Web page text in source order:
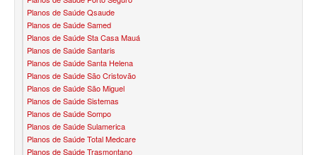
ÚNICA PLANO DE SAÚDE FAMILIAR
UNIHOSP PLANO DE SAÚDE FAMILIAR
UNIMED GUARULHOS PLANO DE SAÚDE FAMILIAR
CLASSES PLANO DE SAÚDE FAMILIAR
PLANO DE SAÚDE INFANTIL
Planos de Saúde Qsaude
Planos de Saúde Samed
Planos de Saúde Sta Casa Mauá
Planos de Saúde Santaris
Planos de Saúde Santa Helena
Planos de Saúde São Cristovão
Planos de Saúde São Miguel
Planos de Saúde Sistemas
Planos de Saúde Sompo
Planos de Saúde Sulamerica
Planos de Saúde Total Medcare
Planos de Saúde Trasmontano